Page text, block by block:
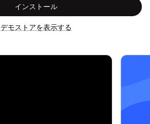
インストール
デモストアを表示する